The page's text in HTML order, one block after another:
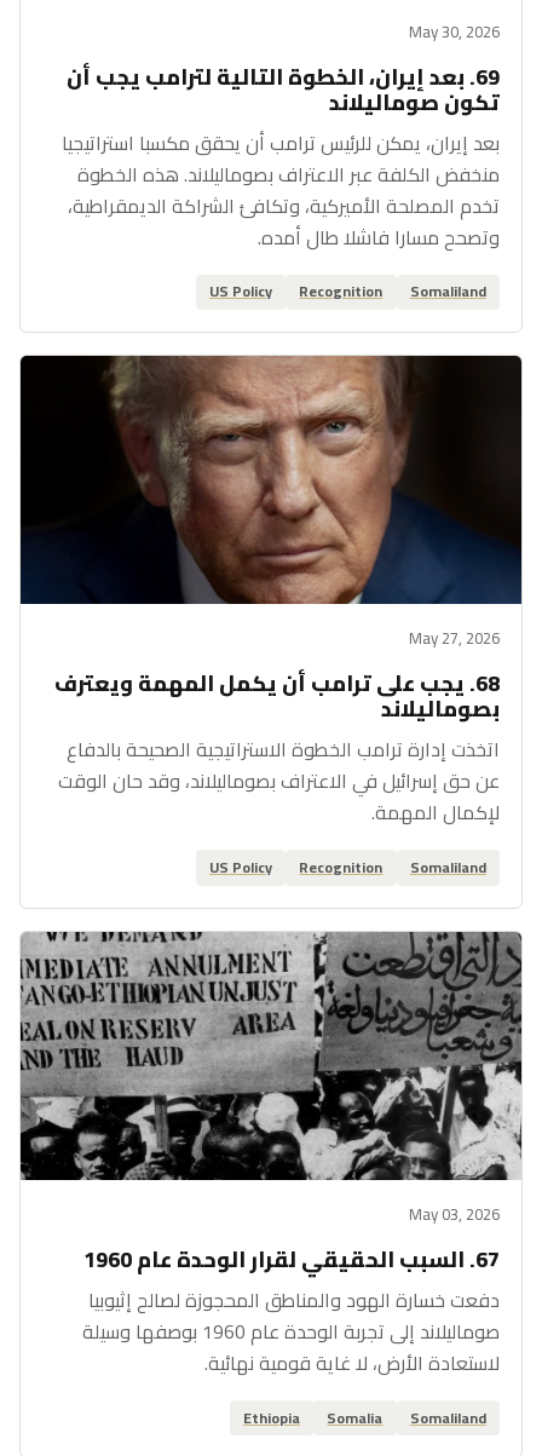
May 30, 2026
69. بعد إيران، الخطوة التالية لترامب يجب أن
تكون صوماليلاند
بعد إيران، يمكن للرئيس ترامب أن يحقق مكسبا استراتيجيا
منخفض الكلفة عبر الاعتراف بصوماليلاند. هذه الخطوة
تخدم المصلحة الأميركية، وتكافئ الشراكة الديمقراطية،
وتصحح مسارا فاشلا طال أمده.
Somaliland
Recognition
US Policy
May 27, 2026
68. يجب على ترامب أن يكمل المهمة ويعترف
بصوماليلاند
اتخذت إدارة ترامب الخطوة الاستراتيجية الصحيحة بالدفاع
عن حق إسرائيل في الاعتراف بصوماليلاند، وقد حان الوقت
لإكمال المهمة.
Somaliland
Recognition
US Policy
May 03, 2026
67. السبب الحقيقي لقرار الوحدة عام 1960
دفعت خسارة الهود والمناطق المحجوزة لصالح إثيوبيا
صوماليلاند إلى تجربة الوحدة عام 1960 بوصفها وسيلة
لاستعادة الأرض، لا غاية قومية نهائية.
Somaliland
Somalia
Ethiopia